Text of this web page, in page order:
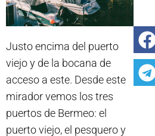
Justo encima del puerto
viejo y de la bocana de
acceso a este. Desde este
mirador vemos los tres
puertos de Bermeo: el
puerto viejo, el pesquero y